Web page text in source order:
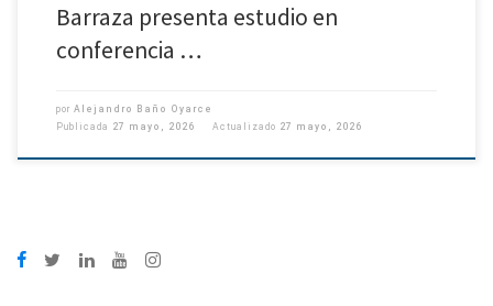
Barraza presenta estudio en
conferencia …
por Alejandro Baño Oyarce
Publicada 27 mayo, 2026 Actualizado 27 mayo, 2026